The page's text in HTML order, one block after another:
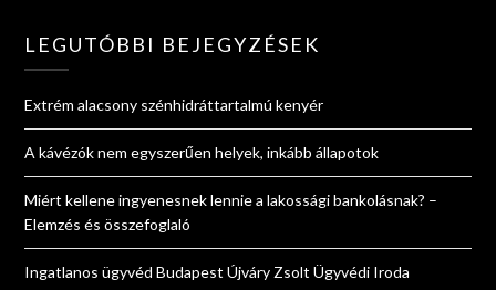
LEGUTÓBBI BEJEGYZÉSEK
Extrém alacsony szénhidráttartalmú kenyér
A kávézók nem egyszerűen helyek, inkább állapotok
Miért kellene ingyenesnek lennie a lakossági bankolásnak? –
Elemzés és összefoglaló
Ingatlanos ügyvéd Budapest Újváry Zsolt Ügyvédi Iroda